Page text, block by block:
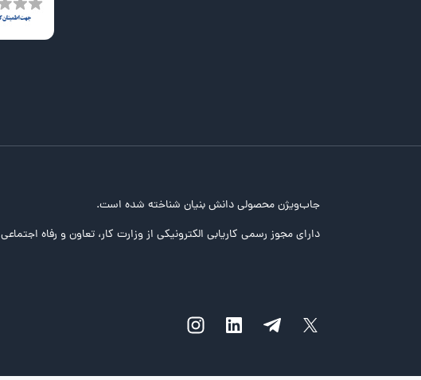
جاب‌ویژن محصولی دانش بنیان شناخته شده است.
دارای مجوز رسمی کاریابی الکترونیکی از وزارت کار، تعاون و رفاه اجتماعی